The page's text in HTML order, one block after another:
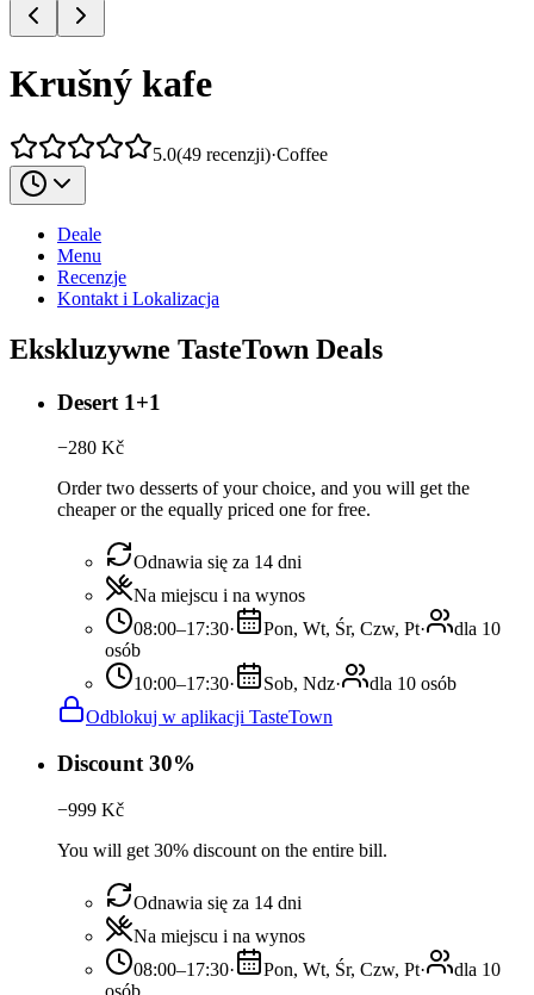
Krušný kafe
5.0(49 recenzji)·Coffee
Deale
Menu
Recenzje
Kontakt i Lokalizacja
Ekskluzywne TasteTown Deals
Desert 1+1
−280 Kč
Order two desserts of your choice, and you will get the
cheaper or the equally priced one for free.
Odnawia się za 14 dni
Na miejscu i na wynos
08:00–17:30· Pon, Wt, Śr, Czw, Pt·
dla 10
osób
10:00–17:30· Sob, Ndz·
dla 10 osób
Odblokuj w aplikacji TasteTown
Discount 30%
−999 Kč
You will get 30% discount on the entire bill.
Odnawia się za 14 dni
Na miejscu i na wynos
08:00–17:30· Pon, Wt, Śr, Czw, Pt·
dla 10
osób